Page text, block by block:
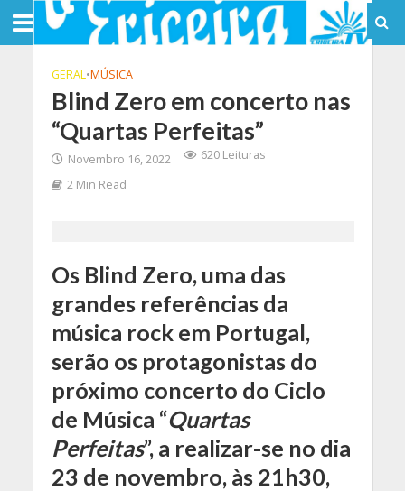
GERAL•MÚSICA
Blind Zero em concerto nas
“Quartas Perfeitas”
Novembro 16, 2022
620 Leituras
2 Min Read
Os Blind Zero, uma das
grandes referências da
música rock em Portugal,
serão os protagonistas do
próximo concerto do Ciclo
de Música “Quartas
Perfeitas”, a realizar-se no dia
23 de novembro, às 21h30,